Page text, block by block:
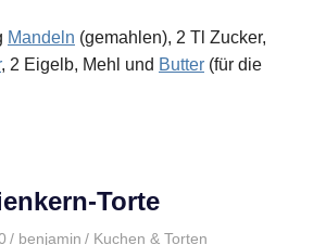
Mandeln (gemahlen), 2 Tl Zucker,
, 2 Eigelb, Mehl und Butter (für die
Torte
benjamin Kuchen & Torten